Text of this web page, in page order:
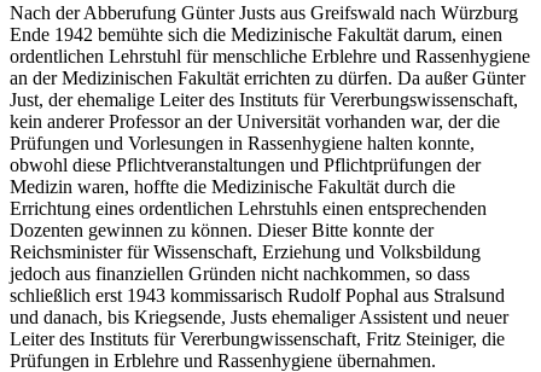
Nach der Abberufung Günter Justs aus Greifswald nach Würzburg
Ende 1942 bemühte sich die Medizinische Fakultät darum, einen
ordentlichen Lehrstuhl für menschliche Erblehre und Rassenhygiene
an der Medizinischen Fakultät errichten zu dürfen. Da außer Günter
Just, der ehemalige Leiter des Instituts für Vererbungswissenschaft,
kein anderer Professor an der Universität vorhanden war, der die
Prüfungen und Vorlesungen in Rassenhygiene halten konnte,
obwohl diese Pflichtveranstaltungen und Pflichtprüfungen der
Medizin waren, hoffte die Medizinische Fakultät durch die
Errichtung eines ordentlichen Lehrstuhls einen entsprechenden
Dozenten gewinnen zu können. Dieser Bitte konnte der
Reichsminister für Wissenschaft, Erziehung und Volksbildung
jedoch aus finanziellen Gründen nicht nachkommen, so dass
schließlich erst 1943 kommissarisch Rudolf Pophal aus Stralsund
und danach, bis Kriegsende, Justs ehemaliger Assistent und neuer
Leiter des Instituts für Vererbungwissenschaft, Fritz Steiniger, die
Prüfungen in Erblehre und Rassenhygiene übernahmen.